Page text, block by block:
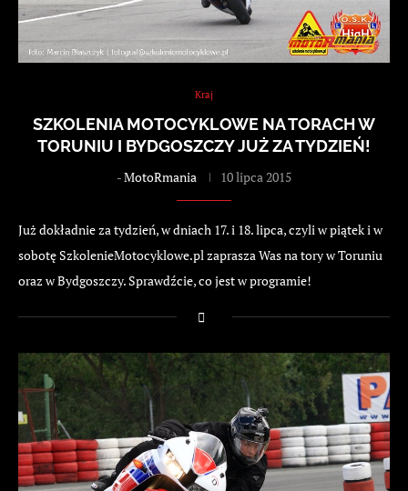
Kraj
SZKOLENIA MOTOCYKLOWE NA TORACH W
TORUNIU I BYDGOSZCZY JUŻ ZA TYDZIEŃ!
-MotoRmania 10 lipca 2015
Już dokładnie za tydzień, w dniach 17. i 18. lipca, czyli w piątek i w
sobotę SzkolenieMotocyklowe.pl zaprasza Was na tory w Toruniu
oraz w Bydgoszczy. Sprawdźcie, co jest w programie!